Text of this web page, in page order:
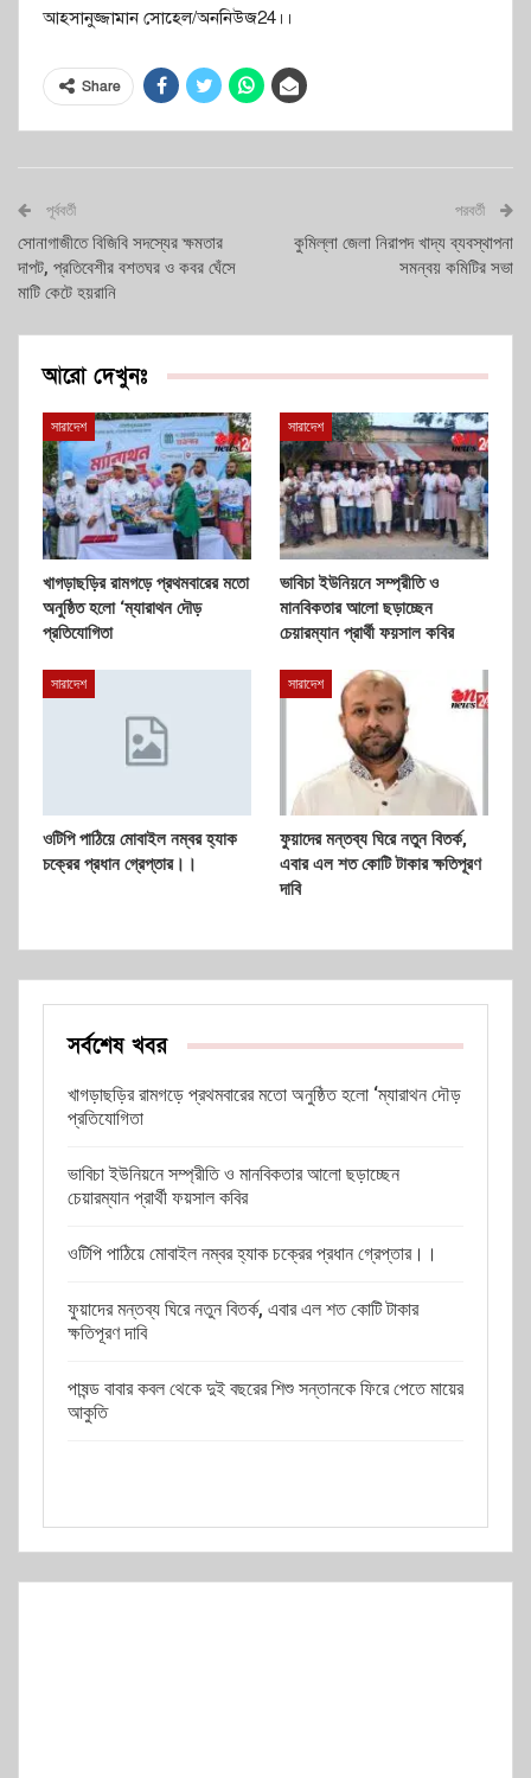
আহসানুজ্জামান সোহেল/অননিউজ24।।
Share
পূর্ববর্তী
সোনাগাজীতে বিজিবি সদস্যের ক্ষমতার
দাপট, প্রতিবেশীর বশতঘর ও কবর ঘেঁসে
মাটি কেটে হয়রানি
পরবর্তী
কুমিল্লা জেলা নিরাপদ খাদ্য ব্যবস্থাপনা
সমন্বয় কমিটির সভা
আরো দেখুনঃ
সারাদেশ
খাগড়াছড়ির রামগড়ে প্রথমবারের মতো
অনুষ্ঠিত হলো ‘ম্যারাথন দৌড়
প্রতিযোগিতা
সারাদেশ
ভাবিচা ইউনিয়নে সম্প্রীতি ও
মানবিকতার আলো ছড়াচ্ছেন
চেয়ারম্যান প্রার্থী ফয়সাল কবির
সারাদেশ
ওটিপি পাঠিয়ে মোবাইল নম্বর হ্যাক
চক্রের প্রধান গ্রেপ্তার।।
সারাদেশ
ফুয়াদের মন্তব্য ঘিরে নতুন বিতর্ক,
এবার এল শত কোটি টাকার ক্ষতিপূরণ
দাবি
সর্বশেষ খবর
খাগড়াছড়ির রামগড়ে প্রথমবারের মতো অনুষ্ঠিত হলো ‘ম্যারাথন দৌড়
প্রতিযোগিতা
ভাবিচা ইউনিয়নে সম্প্রীতি ও মানবিকতার আলো ছড়াচ্ছেন
চেয়ারম্যান প্রার্থী ফয়সাল কবির
ওটিপি পাঠিয়ে মোবাইল নম্বর হ্যাক চক্রের প্রধান গ্রেপ্তার।।
ফুয়াদের মন্তব্য ঘিরে নতুন বিতর্ক, এবার এল শত কোটি টাকার
ক্ষতিপূরণ দাবি
পাষন্ড বাবার কবল থেকে দুই বছরের শিশু সন্তানকে ফিরে পেতে মায়ের
আকুতি